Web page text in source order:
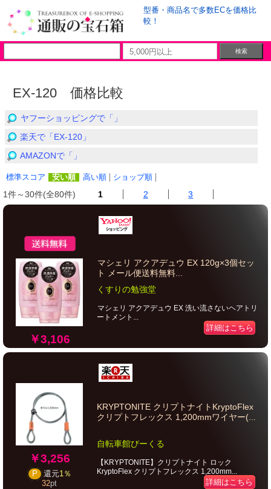
型番・商品名で多数ECを価格比
較！
EX-120 価格比較
ヤフーショッピングで「」
楽天で「EX-120」
AMAZONで「」
標準スコア 安い順 高い順 ショップ順
1件～30件(全80件) 1 2 3
￥3,106
マシェリ アクアデュウ EX 120g×3個セッ
ト メール便送料無料...
くすりの勉強堂
マシェリ アクアデュウ EX 洗い流さないヘアトリ
ートメント...
詳細はこちら
￥3,256
P 還元1％
32pt
KRYPTONITE クリプトナイトKryptoFlex
クリプトフレックス 1,200mmワイヤー(...
自転車館びーくる
【KRYPTONITE】クリプトナイト ロック
KryptoFlex クリプトフレックス 1,200mm...
詳細はこちら